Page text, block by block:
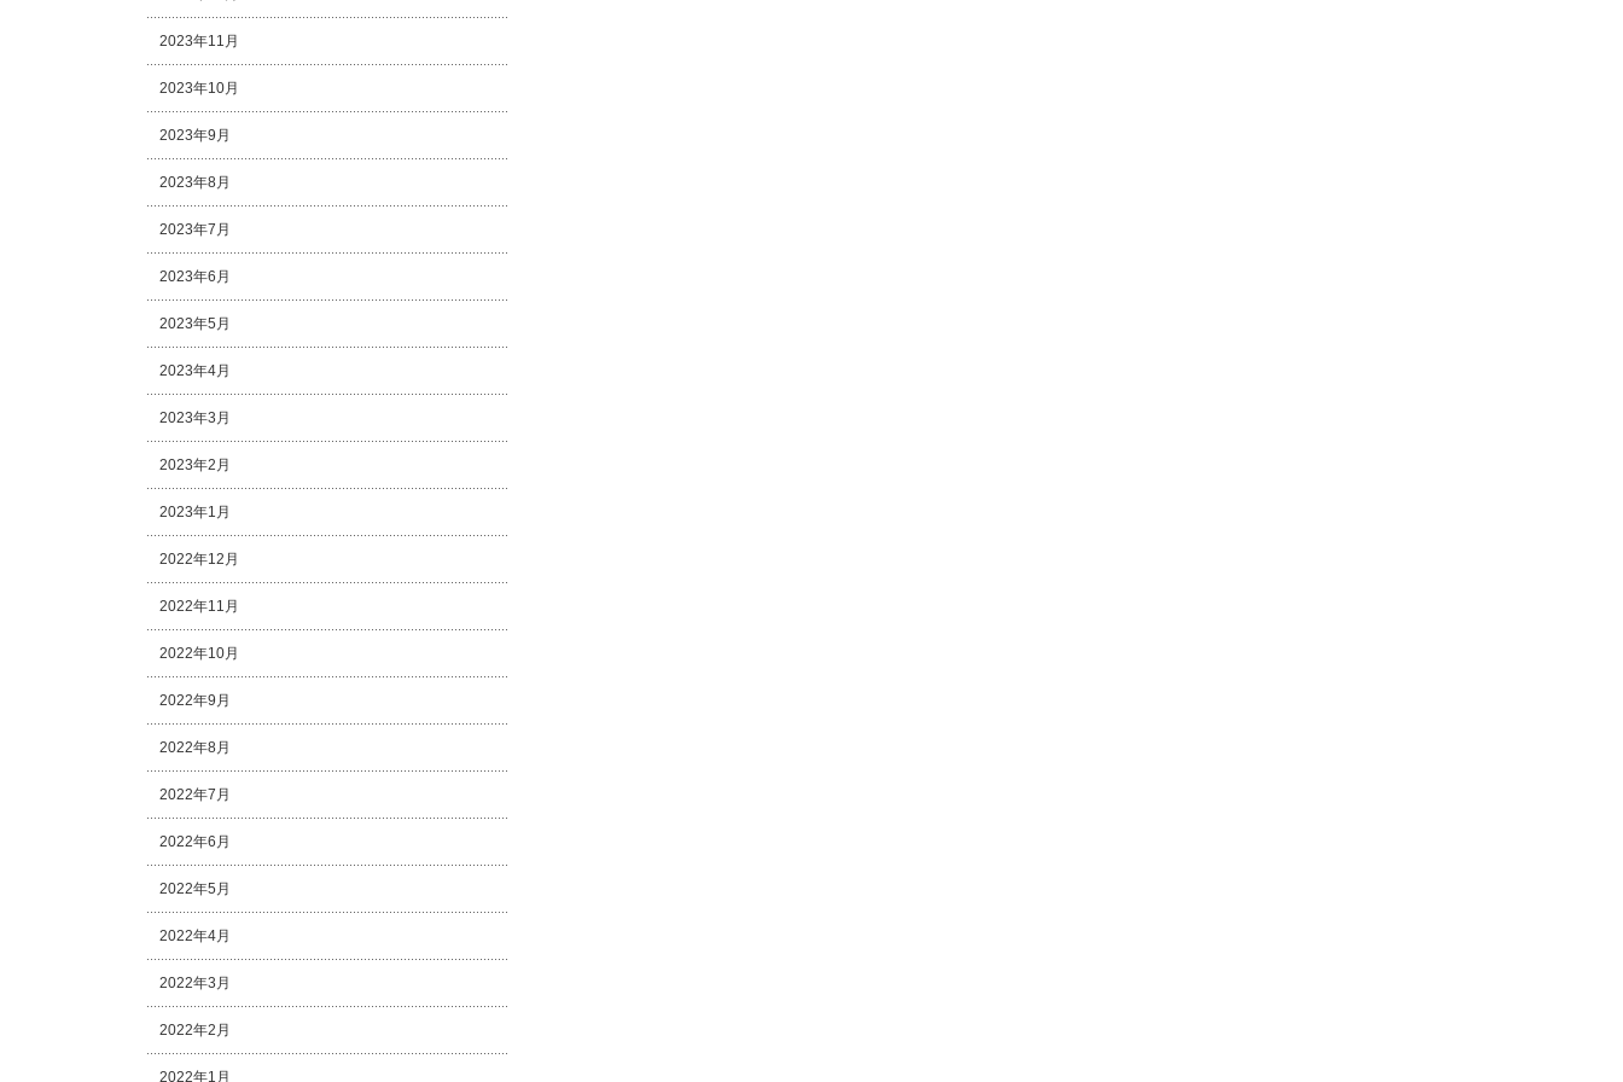
2023年11月
2023年10月
2023年9月
2023年8月
2023年7月
2023年6月
2023年5月
2023年4月
2023年3月
2023年2月
2023年1月
2022年12月
2022年11月
2022年10月
2022年9月
2022年8月
2022年7月
2022年6月
2022年5月
2022年4月
2022年3月
2022年2月
2022年1月